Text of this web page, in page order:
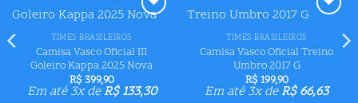
aos meus
desejos
TIMES BRASILEIROS
Camisa Vasco Oficial III
Goleiro Kappa 2025 Nova
R$ 399,90
Em até 3x deR$133,30
aos meus
desejos
TIMES BRASILEIROS
Camisa Vasco Oficial Treino
Umbro 2017 G
R$ 199,90
Em até 3x deR$66,63